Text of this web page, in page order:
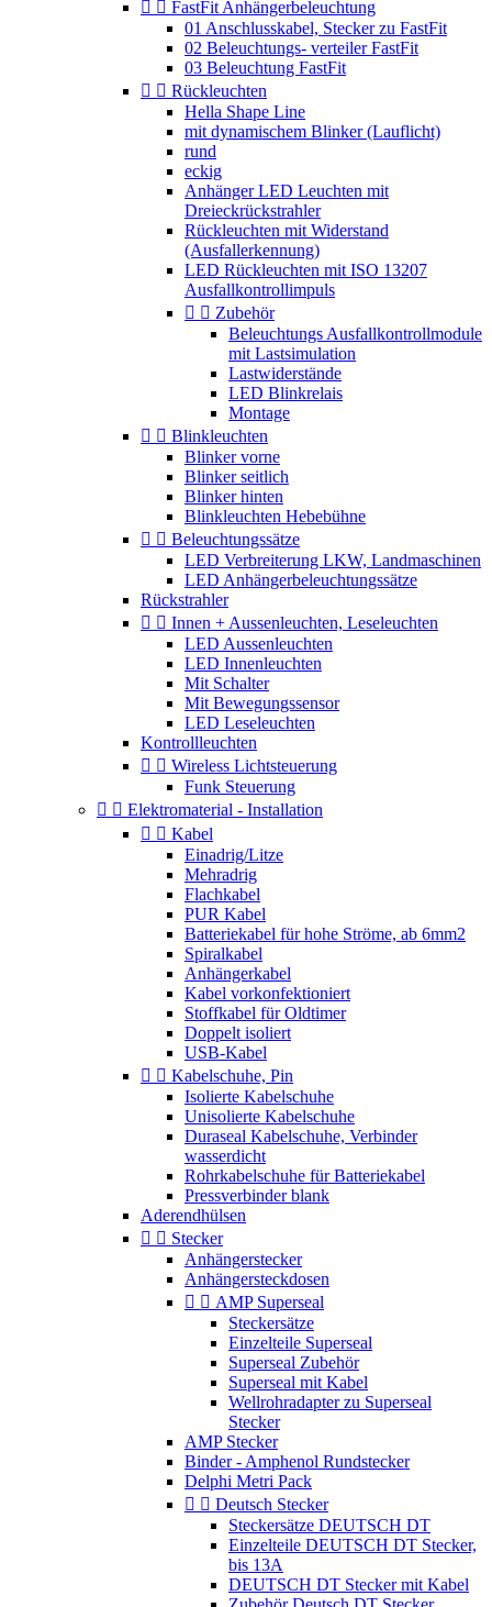
  FastFit Anhängerbeleuchtung
01 Anschlusskabel, Stecker zu FastFit
02 Beleuchtungs- verteiler FastFit
03 Beleuchtung FastFit
  Rückleuchten
Hella Shape Line
mit dynamischem Blinker (Lauflicht)
rund
eckig
Anhänger LED Leuchten mit
Dreieckrückstrahler
Rückleuchten mit Widerstand
(Ausfallerkennung)
LED Rückleuchten mit ISO 13207
Ausfallkontrollimpuls
  Zubehör
Beleuchtungs Ausfallkontrollmodule
mit Lastsimulation
Lastwiderstände
LED Blinkrelais
Montage
  Blinkleuchten
Blinker vorne
Blinker seitlich
Blinker hinten
Blinkleuchten Hebebühne
  Beleuchtungssätze
LED Verbreiterung LKW, Landmaschinen
LED Anhängerbeleuchtungssätze
Rückstrahler
  Innen + Aussenleuchten, Leseleuchten
LED Aussenleuchten
LED Innenleuchten
Mit Schalter
Mit Bewegungssensor
LED Leseleuchten
Kontrollleuchten
  Wireless Lichtsteuerung
Funk Steuerung
  Elektromaterial - Installation
  Kabel
Einadrig/Litze
Mehradrig
Flachkabel
PUR Kabel
Batteriekabel für hohe Ströme, ab 6mm2
Spiralkabel
Anhängerkabel
Kabel vorkonfektioniert
Stoffkabel für Oldtimer
Doppelt isoliert
USB-Kabel
  Kabelschuhe, Pin
Isolierte Kabelschuhe
Unisolierte Kabelschuhe
Duraseal Kabelschuhe, Verbinder
wasserdicht
Rohrkabelschuhe für Batteriekabel
Pressverbinder blank
Aderendhülsen
  Stecker
Anhängerstecker
Anhängersteckdosen
  AMP Superseal
Steckersätze
Einzelteile Superseal
Superseal Zubehör
Superseal mit Kabel
Wellrohradapter zu Superseal
Stecker
AMP Stecker
Binder - Amphenol Rundstecker
Delphi Metri Pack
  Deutsch Stecker
Steckersätze DEUTSCH DT
Einzelteile DEUTSCH DT Stecker,
bis 13A
DEUTSCH DT Stecker mit Kabel